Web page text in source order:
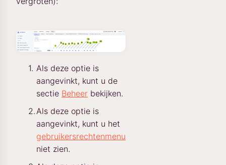
Als deze optie is
aangevinkt, kunt u de
sectie Beheer bekijken.
Als deze optie is
aangevinkt, kunt u het
gebruikersrechtenmenu
niet zien.